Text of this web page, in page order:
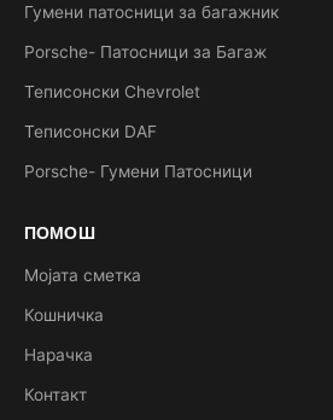
Гумени патосници за багажник
Porsche- Патосници за Багаж
Теписонски Chevrolet
Теписонски DAF
Porsche- Гумени Патосници
ПОМОШ
Мојата сметка
Кошничка
Нарачка
Контакт